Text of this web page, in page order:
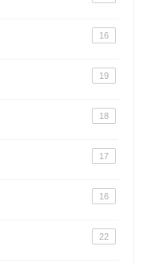
16
19
18
17
16
22